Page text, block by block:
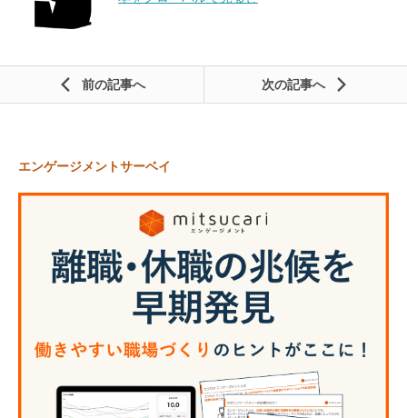
前の記事 次の記事
エンゲージメントサーベイ